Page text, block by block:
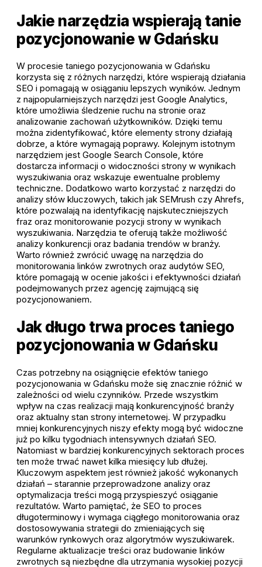
Jakie narzędzia wspierają tanie
pozycjonowanie w Gdańsku
W procesie taniego pozycjonowania w Gdańsku
korzysta się z różnych narzędzi, które wspierają działania
SEO i pomagają w osiąganiu lepszych wyników. Jednym
z najpopularniejszych narzędzi jest Google Analytics,
które umożliwia śledzenie ruchu na stronie oraz
analizowanie zachowań użytkowników. Dzięki temu
można zidentyfikować, które elementy strony działają
dobrze, a które wymagają poprawy. Kolejnym istotnym
narzędziem jest Google Search Console, które
dostarcza informacji o widoczności strony w wynikach
wyszukiwania oraz wskazuje ewentualne problemy
techniczne. Dodatkowo warto korzystać z narzędzi do
analizy słów kluczowych, takich jak SEMrush czy Ahrefs,
które pozwalają na identyfikację najskuteczniejszych
fraz oraz monitorowanie pozycji strony w wynikach
wyszukiwania. Narzędzia te oferują także możliwość
analizy konkurencji oraz badania trendów w branży.
Warto również zwrócić uwagę na narzędzia do
monitorowania linków zwrotnych oraz audytów SEO,
które pomagają w ocenie jakości i efektywności działań
podejmowanych przez agencję zajmującą się
pozycjonowaniem.
Jak długo trwa proces taniego
pozycjonowania w Gdańsku
Czas potrzebny na osiągnięcie efektów taniego
pozycjonowania w Gdańsku może się znacznie różnić w
zależności od wielu czynników. Przede wszystkim
wpływ na czas realizacji mają konkurencyjność branży
oraz aktualny stan strony internetowej. W przypadku
mniej konkurencyjnych niszy efekty mogą być widoczne
już po kilku tygodniach intensywnych działań SEO.
Natomiast w bardziej konkurencyjnych sektorach proces
ten może trwać nawet kilka miesięcy lub dłużej.
Kluczowym aspektem jest również jakość wykonanych
działań – starannie przeprowadzone analizy oraz
optymalizacja treści mogą przyspieszyć osiąganie
rezultatów. Warto pamiętać, że SEO to proces
długoterminowy i wymaga ciągłego monitorowania oraz
dostosowywania strategii do zmieniających się
warunków rynkowych oraz algorytmów wyszukiwarek.
Regularne aktualizacje treści oraz budowanie linków
zwrotnych są niezbędne dla utrzymania wysokiej pozycji